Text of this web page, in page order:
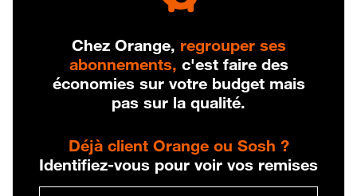
Chez Orange, regrouper ses
abonnements, c'est faire des
économies sur votre budget mais
pas sur la qualité.
Déjà client Orange ou Sosh ?
Identifiez-vous pour voir vos remises